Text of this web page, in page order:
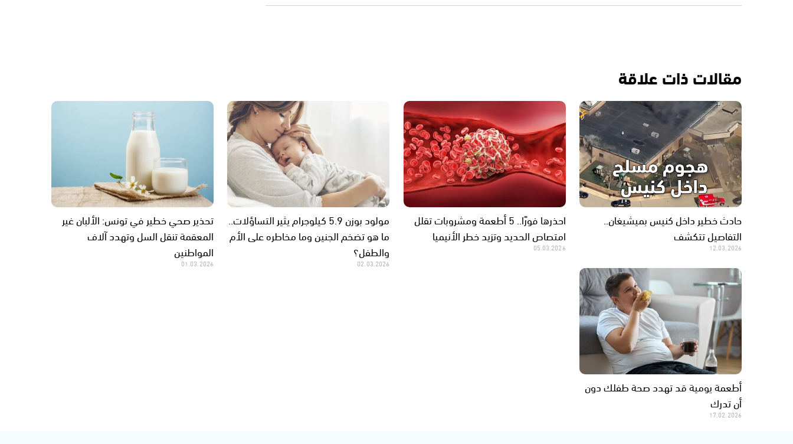
مقالات ذات علاقة
حادث خطير داخل كنيس بميشيغان..
التفاصيل تتكشف
12.03.2026
احذرها فورًا.. 5 أطعمة ومشروبات تقلل
امتصاص الحديد وتزيد خطر الأنيميا
05.03.2026
مولود بوزن 5.9 كيلوجرام يثير التساؤلات..
ما هو تضخم الجنين وما مخاطره على الأم
والطفل؟
02.03.2026
تحذير صحي خطير في تونس: الألبان غير
المعقمة تنقل السل وتهدد آلاف
المواطنين
01.03.2026
أطعمة يومية قد تهدد صحة طفلك دون
أن تدرك
17.02.2026